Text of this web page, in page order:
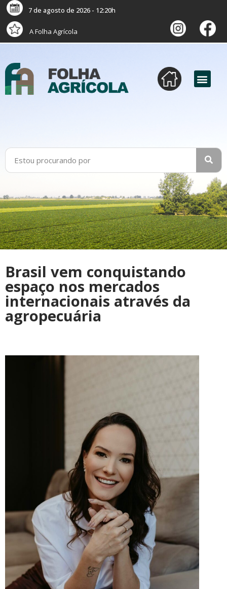
7 de agosto de 2026 - 12:20h
A Folha Agrícola
Brasil vem conquistando
espaço nos mercados
internacionais através da
agropecuária